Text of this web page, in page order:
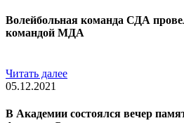
Волейбольная команда СДА
командой МДА
Читать далее
05.12.2021
В Академии состоялся вечер